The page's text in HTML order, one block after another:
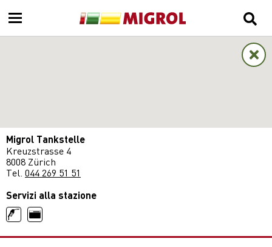
Migrol Tankstelle
Kreuzstrasse 4
8008 Zürich
Tel. 044 269 51 51
Servizi alla stazione